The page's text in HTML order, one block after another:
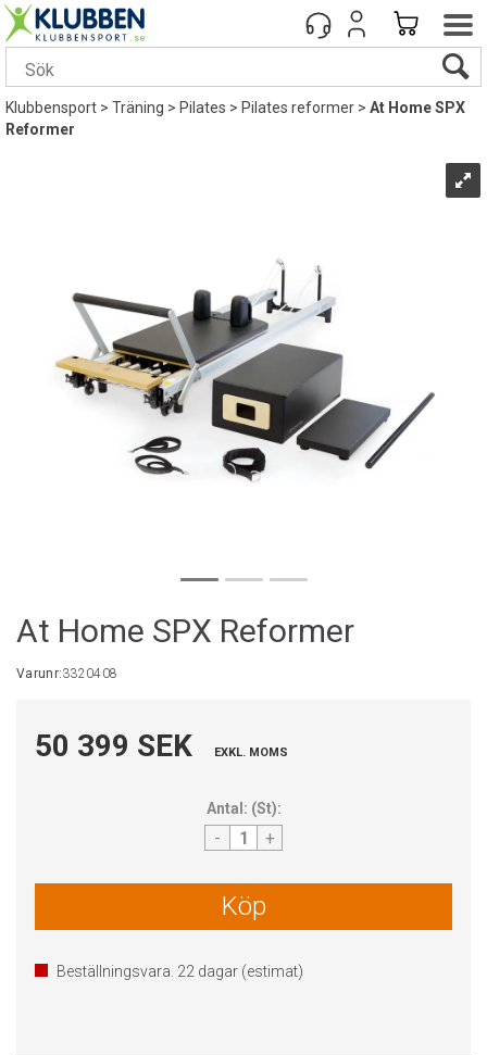
Klubbensport>Träning>Pilates>Pilates reformer>At Home SPX
Reformer
At Home SPX Reformer
Varunr:3320408
50 399 SEK EXKL. MOMS
Antal: (St):
- +
Köp
Beställningsvara. 22 dagar (estimat)